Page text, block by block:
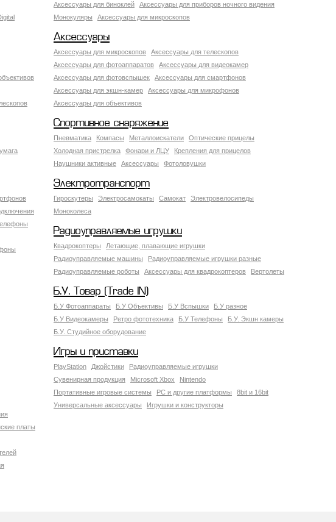
Аксессуары для биноклей
Аксессуары для приборов ночного видения
Монокуляры
Аксессуары для микроскопов
Аксессуары
Аксессуары для микроскопов
Аксессуары для телескопов
Аксессуары для фотоаппаратов
Аксессуары для видеокамер
Аксессуары для фотовспышек
Аксессуары для смартфонов
Аксессуары для экшн-камер
Аксессуары для микрофонов
Аксессуары для объективов
Спортивное снаряжение
Пневматика Компасы Металлоискатели
Оптические прицелы
Холодная пристрелка
Фонари и ЛЦУ
Крепления для прицелов
Наушники активные
Аксессуары Фотоловушки
Электротранспорт
Гироскутеры Электросамокаты Самокат
Электровелосипеды
Моноколеса
Радиоуправляемые игрушки
Квадрокоптеры
Летающие, плавающие игрушки
Радиоуправляемые машины
Радиоуправляемые игрушки разные
Радиоуправляемые роботы
Аксессуары для квадрокоптеров Вертолеты
Б.У. Товар (Trade IN)
Б.У Фотоаппараты Б.У Объективы Б.У Вспышки
Б.У разное
Б.У Видеокамеры
Ретро фототехника Б.У Телефоны
Б.У. Экшн камеры
Б.У. Студийное оборудование
Игры и приставки
PlayStation Джойстики
Радиоуправляемые игрушки
Сувенирная продукция
Microsoft Xbox
Nintendo
Портативные игровые системы
PC и другие платформы
8bit и 16bit
Универсальные аксессуары
Игрушки и конструкторы
платы